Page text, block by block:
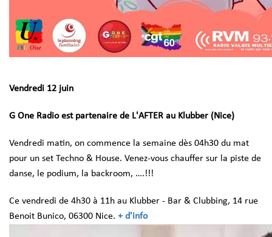
Vendredi 12 juin
G One Radio est partenaire de L'AFTER au Klubber (Nice)
Vendredi matin, on commence la semaine dès 04h30 du mat
pour un set Techno & House. Venez-vous chauffer sur la piste de
danse, le podium, la backroom, ….!!!
Ce vendredi de 4h30 à 11h au Klubber - Bar & Clubbing, 14 rue
Benoit Bunico, 06300 Nice. + d'info